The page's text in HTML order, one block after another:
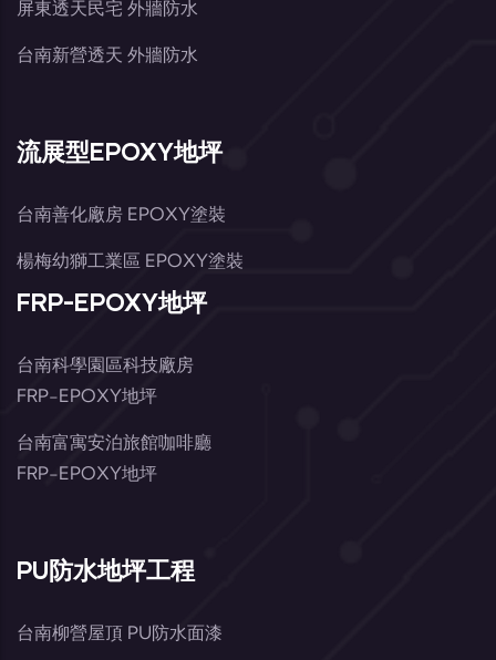
屏東透天民宅 外牆防水
台南新營透天 外牆防水
流展型EPOXY地坪
台南善化廠房 EPOXY塗裝
楊梅幼獅工業區 EPOXY塗裝
FRP-EPOXY地坪
台南科學園區科技廠房
FRP-EPOXY地坪
台南富寓安泊旅館咖啡廳
FRP-EPOXY地坪
PU防水地坪工程
台南柳營屋頂 PU防水面漆